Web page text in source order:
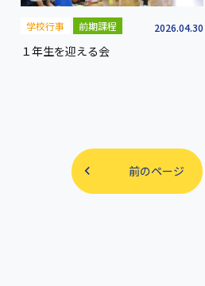
学校行事 前期課程 2026.04.30
１年生を迎える会
前のページ